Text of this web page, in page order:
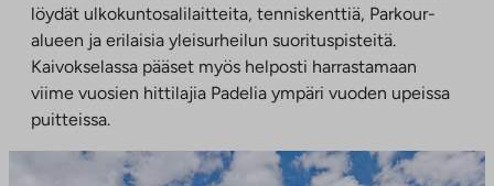
löydät ulkokuntosalilaitteita, tenniskenttiä, Parkour-
alueen ja erilaisia yleisurheilun suorituspisteitä.
Kaivokselassa pääset myös helposti harrastamaan
viime vuosien hittilajia Padelia ympäri vuoden upeissa
puitteissa.